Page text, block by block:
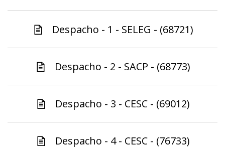
Despacho - 1 - SELEG - (68721)
Despacho - 2 - SACP - (68773)
Despacho - 3 - CESC - (69012)
Despacho - 4 - CESC - (76733)